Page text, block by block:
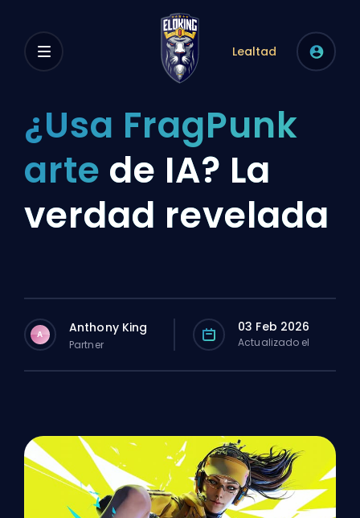
Lealtad
¿Usa FragPunk
arte de IA? La
verdad revelada
A Anthony King
Partner
03 Feb 2026
Actualizado el